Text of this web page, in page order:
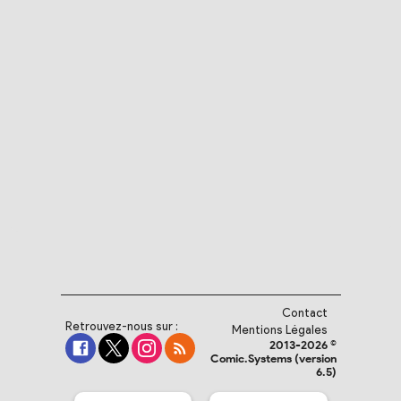
Retrouvez-nous sur :
Contact
Mentions Légales
2013-2026 ©
Comic.Systems (version
6.5)